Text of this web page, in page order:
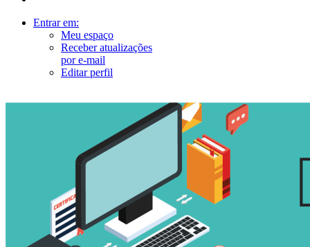
Entrar em:
Meu espaço
Receber atualizações
por e-mail
Editar perfil